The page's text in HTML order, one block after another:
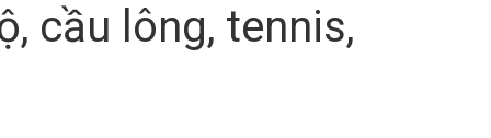
cầu lông, tennis,